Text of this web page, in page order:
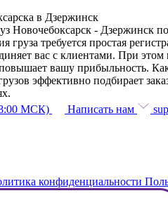
в Дзержинск
Новочебоксарск - Дзержинск
груза требуется простая
вас с клиентами. При
вашу прибыльность.
эффективно подбирает
МСК)
Написать нам
конфиденциальности